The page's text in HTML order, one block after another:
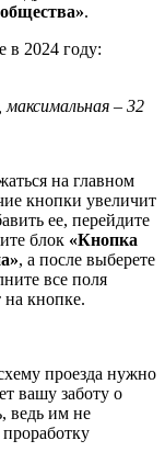
.
– 32
на главном
кнопки увеличит
ее, перейдите
блок «Кнопка
, а после выберете
все поля
на кнопке.
проезда нужно
вашу заботу о
ведь им не